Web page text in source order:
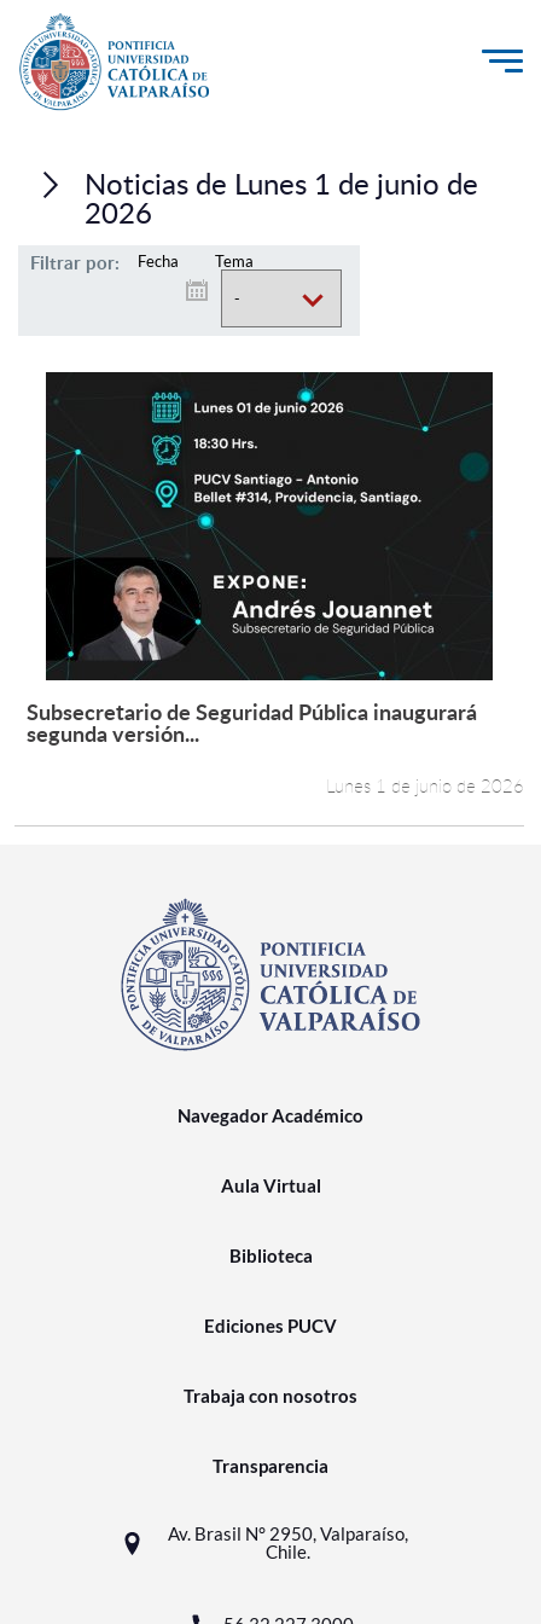
Investigación, Creación e Innovación
Vinculación con el Medio
Admisión
Pregrado
Postgrado
Formación Continua
Estudiantes
Académicos
Funcionarios
Alumni
Noticias de Lunes 1 de junio de
2026
Filtrar por: Fecha Tema
Leer más +
Subsecretario de Seguridad Pública inaugurará
segunda versión...
Lunes 1 de junio de 2026
Navegador Académico
Aula Virtual
Biblioteca
Ediciones PUCV
Trabaja con nosotros
Transparencia
Av. Brasil N° 2950, Valparaíso,
Chile.